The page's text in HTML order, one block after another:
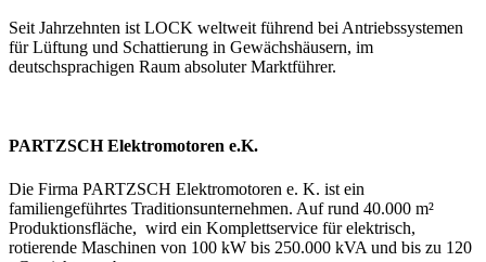
Seit Jahrzehnten ist LOCK weltweit führend bei Antriebssystemen
für Lüftung und Schattierung in Gewächshäusern, im
deutschsprachigen Raum absoluter Marktführer.
PARTZSCH Elektromotoren e.K.
Die Firma PARTZSCH Elektromotoren e. K. ist ein
familiengeführtes Traditionsunternehmen. Auf rund 40.000 m²
Produktionsfläche, wird ein Komplettservice für elektrisch,
rotierende Maschinen von 100 kW bis 250.000 kVA und bis zu 120